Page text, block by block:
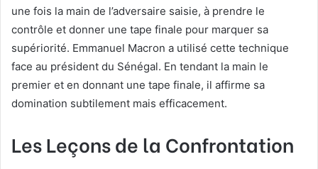
une fois la main de l’adversaire saisie, à prendre le
contrôle et donner une tape finale pour marquer sa
supériorité. Emmanuel Macron a utilisé cette technique
face au président du Sénégal. En tendant la main le
premier et en donnant une tape finale, il affirme sa
domination subtilement mais efficacement.
Les Leçons de la Confrontation